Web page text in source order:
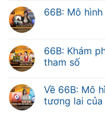
66B: Mô
66B: Khám
tham số
Về 66B: Mô
tương lai của